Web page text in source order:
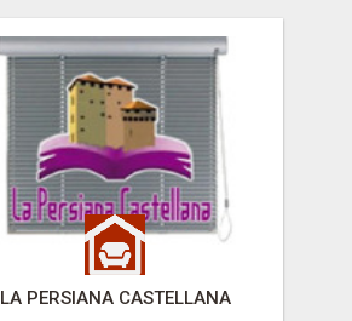
LA PERSIANA CASTELLANA